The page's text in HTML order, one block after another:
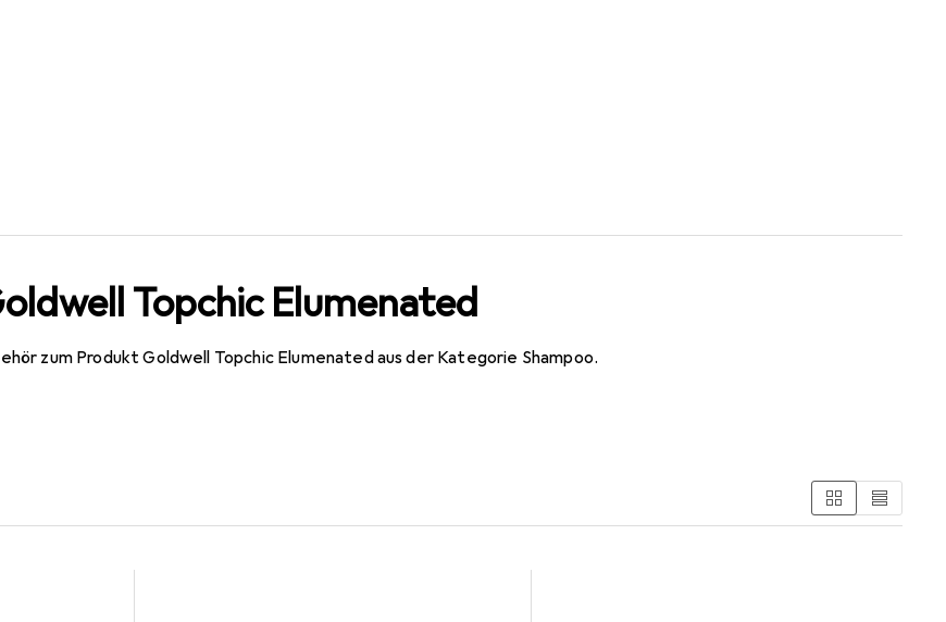
Topchic Elumenated
zum Produkt Goldwell Topchic Elumenated aus der Kategorie Shampoo.